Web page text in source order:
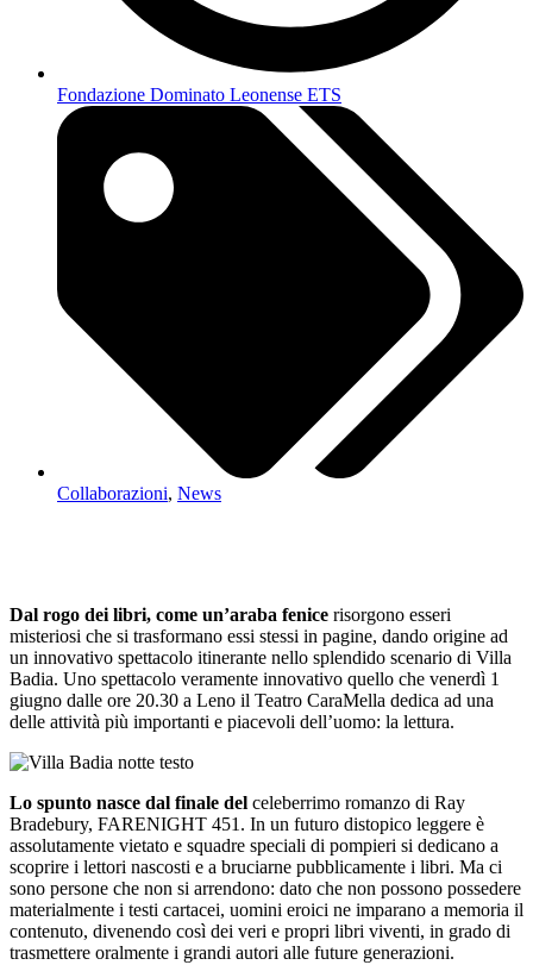
Fondazione Dominato Leonense ETS
Collaborazioni, News
Dal rogo dei libri, come un’araba fenice risorgono esseri
misteriosi che si trasformano essi stessi in pagine, dando origine ad
un innovativo spettacolo itinerante nello splendido scenario di Villa
Badia. Uno spettacolo veramente innovativo quello che venerdì 1
giugno dalle ore 20.30 a Leno il Teatro CaraMella dedica ad una
delle attività più importanti e piacevoli dell’uomo: la lettura.
Lo spunto nasce dal finale del celeberrimo romanzo di Ray
Bradebury, FARENIGHT 451. In un futuro distopico leggere è
assolutamente vietato e squadre speciali di pompieri si dedicano a
scoprire i lettori nascosti e a bruciarne pubblicamente i libri. Ma ci
sono persone che non si arrendono: dato che non possono possedere
materialmente i testi cartacei, uomini eroici ne imparano a memoria il
contenuto, divenendo così dei veri e propri libri viventi, in grado di
trasmettere oralmente i grandi autori alle future generazioni.